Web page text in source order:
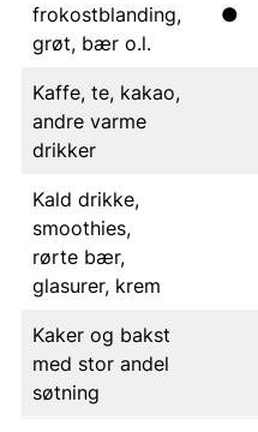
frokostblanding,
grøt, bær o.l.
●
Kaffe, te, kakao,
andre varme
drikker
Kald drikke,
smoothies,
rørte bær,
glasurer, krem
Kaker og bakst
med stor andel
søtning